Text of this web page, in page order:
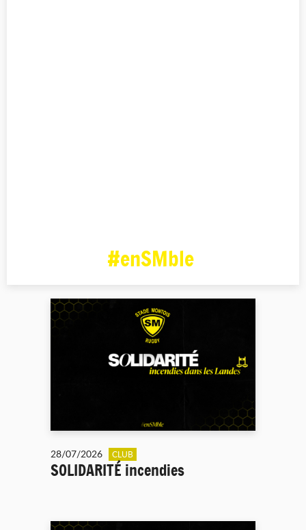
#enSMble
28/07/2026 CLUB
SOLIDARITÉ incendies